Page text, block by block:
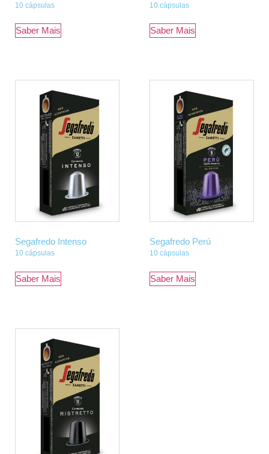
10 cápsulas
Saber Mais
10 cápsulas
Saber Mais
Segafredo Intenso
10 cápsulas
Saber Mais
Segafredo Perú
10 cápsulas
Saber Mais